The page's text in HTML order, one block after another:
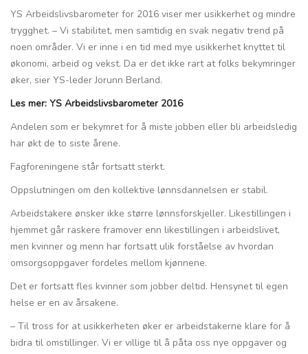
YS Arbeidslivsbarometer for 2016 viser mer usikkerhet og mindre
trygghet. – Vi stabilitet, men samtidig en svak negativ trend på
noen områder. Vi er inne i en tid med mye usikkerhet knyttet til
økonomi, arbeid og vekst. Da er det ikke rart at folks bekymringer
øker, sier YS-leder Jorunn Berland.
Les mer: YS Arbeidslivsbarometer 2016
Andelen som er bekymret for å miste jobben eller bli arbeidsledig
har økt de to siste årene.
Fagforeningene står fortsatt sterkt.
Oppslutningen om den kollektive lønnsdannelsen er stabil.
Arbeidstakere ønsker ikke større lønnsforskjeller. Likestillingen i
hjemmet går raskere framover enn likestillingen i arbeidslivet,
men kvinner og menn har fortsatt ulik forståelse av hvordan
omsorgsoppgaver fordeles mellom kjønnene.
Det er fortsatt fles kvinner som jobber deltid. Hensynet til egen
helse er en av årsakene.
– Til tross for at usikkerheten øker er arbeidstakerne klare for å
bidra til omstillinger. Vi er villige til å påta oss nye oppgaver og